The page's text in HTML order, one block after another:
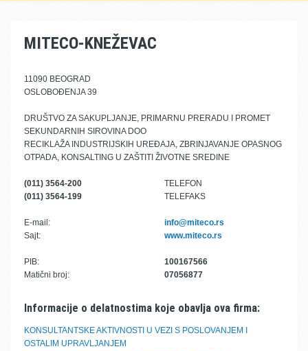
MITECO-KNEŽEVAC
11090 BEOGRAD
OSLOBOĐENJA 39
DRUŠTVO ZA SAKUPLJANJE, PRIMARNU PRERADU I PROMET
SEKUNDARNIH SIROVINA DOO
RECIKLAŽA INDUSTRIJSKIH UREĐAJA, ZBRINJAVANJE OPASNOG
OTPADA, KONSALTING U ZAŠTITI ŽIVOTNE SREDINE
(011) 3564-200
TELEFON
(011) 3564-199
TELEFAKS
E-mail:
info@miteco.rs
Sajt:
www.miteco.rs
PIB:
100167566
Matični broj:
07056877
Informacije o delatnostima koje obavlja ova firma:
KONSULTANTSKE AKTIVNOSTI U VEZI S POSLOVANJEM I
OSTALIM UPRAVLJANJEM